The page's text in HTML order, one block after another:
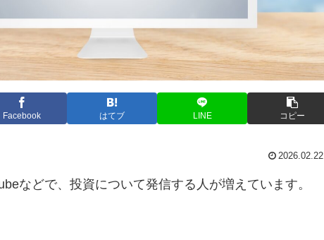
Facebook はてブ LINE コピー
2026.02.22
などで、投資について発信する人が増えています。